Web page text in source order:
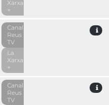
Xarxa
+
Canal
Reus
TV
La
Xarxa
+
Canal
Reus
TV